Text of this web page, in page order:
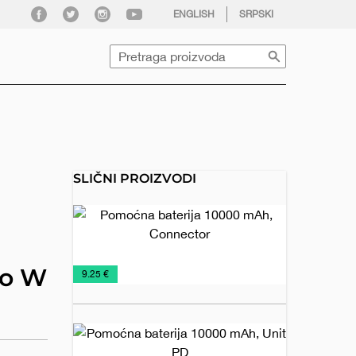
ENGLISH SRPSKI
facebook
twitter instagramyoutube
Pretraga
W
SLIČNI PROIZVODI
NOVO
U
PONUDI
2026
Pomoćne
baterije
Tehnologija
9.25 €